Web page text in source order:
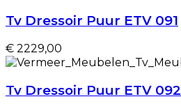
Tv Dressoir Puur ETV 091
€ 2229,00
Tv Dressoir Puur ETV 092